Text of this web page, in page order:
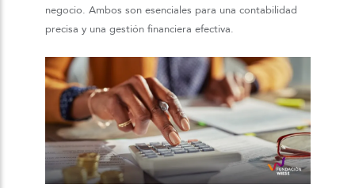
negocio. Ambos son esenciales para una contabilidad
precisa y una gestión financiera efectiva.